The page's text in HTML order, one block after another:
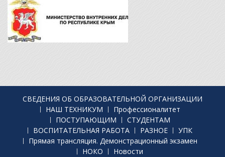
СВЕДЕНИЯ ОБ ОБРАЗОВАТЕЛЬНОЙ ОРГАНИЗАЦИИ
НАШ ТЕХНИКУМ
Профессионалитет
ПОСТУПАЮЩИМ
СТУДЕНТАМ
ВОСПИТАТЕЛЬНАЯ РАБОТА
РАЗНОЕ
УПК
Прямая трансляция. Демонстрационный экзамен
НОКО
Новости